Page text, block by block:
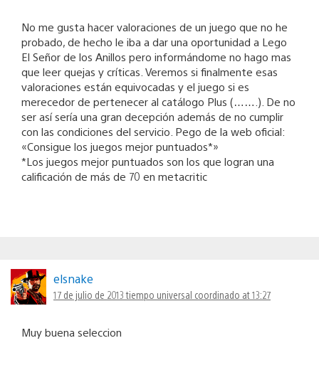
No me gusta hacer valoraciones de un juego que no he
probado, de hecho le iba a dar una oportunidad a Lego
El Señor de los Anillos pero informándome no hago mas
que leer quejas y críticas. Veremos si finalmente esas
valoraciones están equivocadas y el juego si es
merecedor de pertenecer al catálogo Plus (…….). De no
ser así sería una gran decepción además de no cumplir
con las condiciones del servicio. Pego de la web oficial:
«Consigue los juegos mejor puntuados*»
*Los juegos mejor puntuados son los que logran una
calificación de más de 70 en metacritic
elsnake
17 de julio de 2013 tiempo universal coordinado at 13:27
Muy buena seleccion